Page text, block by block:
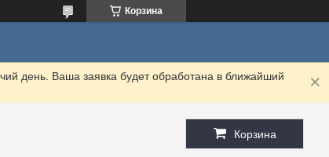
Корзина
день. Ваша заявка будет обработана в ближайший
Корзина